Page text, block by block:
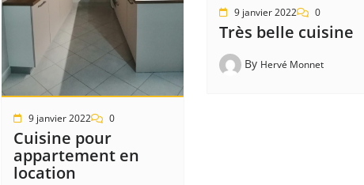
9 janvier 2022 0
Cuisine pour
appartement en
location
9 janvier 2022 0
Très belle cuisine
By Hervé Monnet